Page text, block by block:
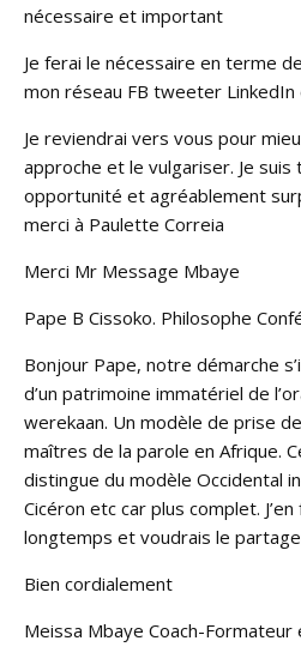
nécessaire et important
Je ferai le nécessaire en terme
mon réseau FB tweeter
Je reviendrai vers vous pour
approche et le vulgariser. Je
opportunité et agréablement
merci à Paulette Correia
Merci Mr Message Mbaye
Pape B Cissoko. Philosophe
Bonjour Pape, notre démarche
d’un patrimoine immatériel de
werekaan. Un modèle de prise
maîtres de la parole en Afrique.
distingue du modèle Occidental
Cicéron etc car plus complet.
longtemps et voudrais le
Bien cordialement
Meissa Mbaye Coach-